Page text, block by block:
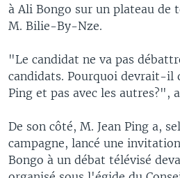
à Ali Bongo sur un plateau de
M. Bilie-By-Nze.
"Le candidat ne va pas
candidats. Pourquoi devrait-il
Ping et pas avec les autres?",
De son côté, M. Jean Ping a,
campagne, lancé une
Bongo à un débat télévisé